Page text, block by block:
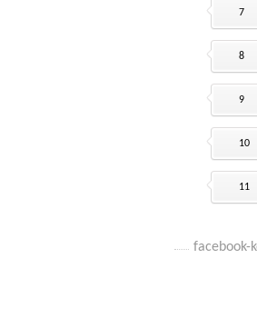
7
8
9
10
11